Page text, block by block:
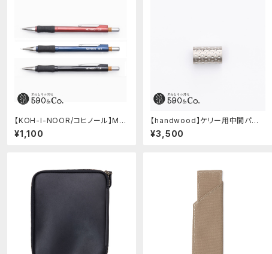
【KOH-I-NOOR/コヒノール】Me
phisto profi 5035シャープペン
シル(0.5mm)
¥1,100
【handwood】ケリー用中間パー
ツ/カスタムグリップ (ディンプル/ス
テンレス)
¥3,500